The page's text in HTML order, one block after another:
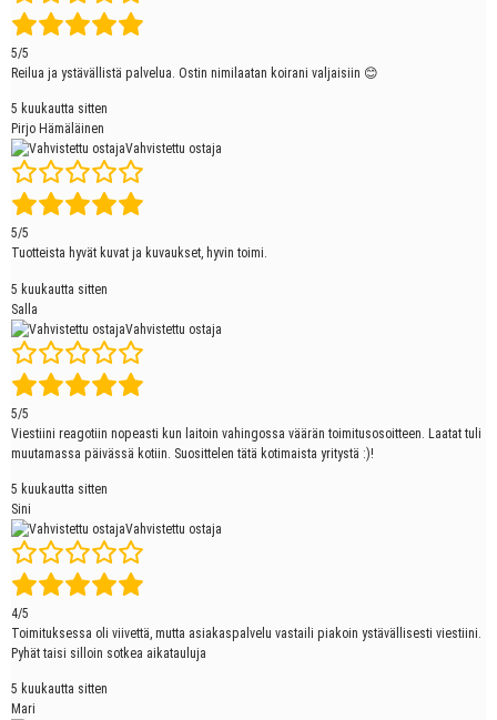
5/5
Reilua ja ystävällistä palvelua. Ostin nimilaatan koirani valjaisiin 😊
5 kuukautta sitten
Pirjo Hämäläinen
Vahvistettu ostaja
5/5
Tuotteista hyvät kuvat ja kuvaukset, hyvin toimi.
5 kuukautta sitten
Salla
Vahvistettu ostaja
5/5
Viestiini reagotiin nopeasti kun laitoin vahingossa väärän toimitusosoitteen. Laatat tuli
muutamassa päivässä kotiin. Suosittelen tätä kotimaista yritystä :)!
5 kuukautta sitten
Sini
Vahvistettu ostaja
4/5
Toimituksessa oli viivettä, mutta asiakaspalvelu vastaili piakoin ystävällisesti viestiini.
Pyhät taisi silloin sotkea aikatauluja
5 kuukautta sitten
Mari